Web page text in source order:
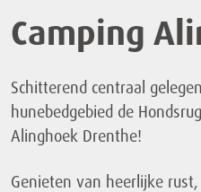
Camping
Schitterend centraal
hunebedgebied de
Alinghoek Drenthe!
Genieten van heerlijke